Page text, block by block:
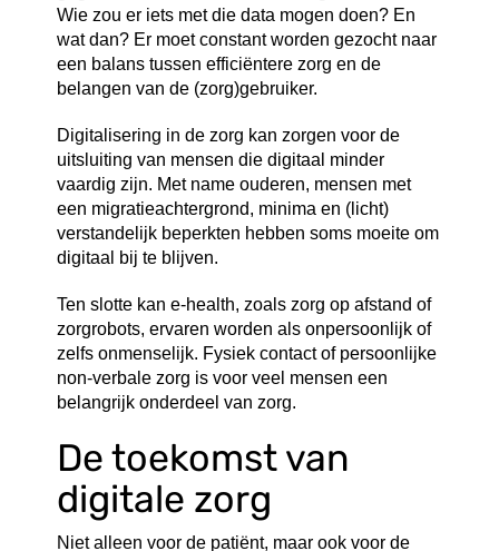
Wie zou er iets met die data mogen doen? En
wat dan? Er moet constant worden gezocht naar
een balans tussen efficiëntere zorg en de
belangen van de (zorg)gebruiker.
Digitalisering in de zorg kan zorgen voor de
uitsluiting van mensen die digitaal minder
vaardig zijn. Met name ouderen, mensen met
een migratieachtergrond, minima en (licht)
verstandelijk beperkten hebben soms moeite om
digitaal bij te blijven.
Ten slotte kan e-health, zoals zorg op afstand of
zorgrobots, ervaren worden als onpersoonlijk of
zelfs onmenselijk. Fysiek contact of persoonlijke
non-verbale zorg is voor veel mensen een
belangrijk onderdeel van zorg.
De toekomst van
digitale zorg
Niet alleen voor de patiënt, maar ook voor de